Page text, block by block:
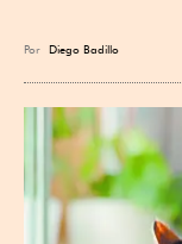
Por Diego Badillo